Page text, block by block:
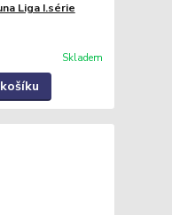
Liga I.série
Skladem